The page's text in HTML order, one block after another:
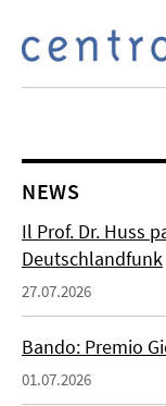
NEWS
Il Prof. Dr. Huss
Deutschlandfunk
27.07.2026
Bando: Premio
01.07.2026